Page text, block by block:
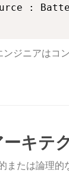
:
ンジニアはコ
キテ
または論理